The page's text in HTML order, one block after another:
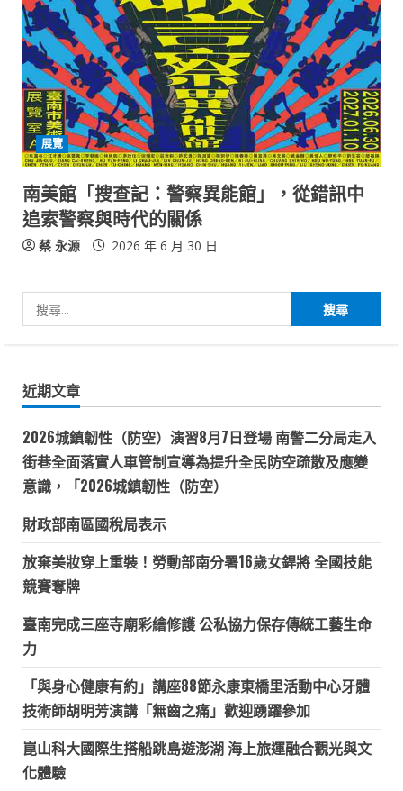
展覽
南美館「搜查記：警察異能館」，從錯訊中
追索警察與時代的關係
蔡 永源 2026 年 6 月 30 日
尋
字:
近期文章
2026城鎮韌性（防空）演習8月7日登場 南警二分局走入
街巷全面落實人車管制宣導為提升全民防空疏散及應變
意識，「2026城鎮韌性（防空）
財政部南區國稅局表示
放棄美妝穿上重裝！勞動部南分署16歲女銲將 全國技能
競賽奪牌
臺南完成三座寺廟彩繪修護 公私協力保存傳統工藝生命
力
「與身心健康有約」講座88節永康東橋里活動中心牙體
技術師胡明芳演講「無齒之痛」歡迎踴躍參加
崑山科大國際生搭船跳島遊澎湖 海上旅運融合觀光與文
化體驗